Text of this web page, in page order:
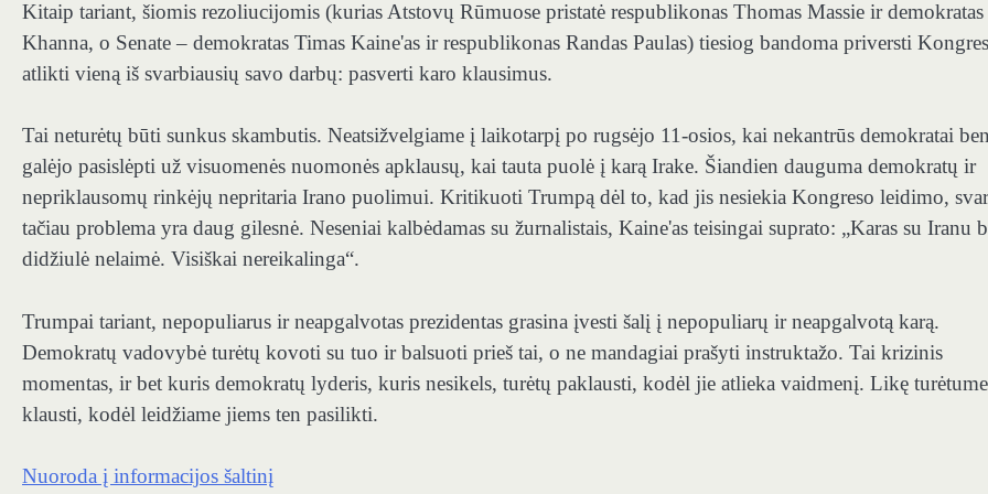
Kitaip tariant, šiomis rezoliucijomis (kurias Atstovų Rūmuose pristatė respublikonas Thomas Massie ir demokratas
Khanna, o Senate – demokratas Timas Kaine'as ir respublikonas Randas Paulas) tiesiog bandoma priversti
atlikti vieną iš svarbiausių savo darbų: pasverti karo klausimus.
Tai neturėtų būti sunkus skambutis. Neatsižvelgiame į laikotarpį po rugsėjo 11-osios, kai nekantrūs demokratai
galėjo pasislėpti už visuomenės nuomonės apklausų, kai tauta puolė į karą Irake. Šiandien dauguma demokratų ir
nepriklausomų rinkėjų nepritaria Irano puolimui. Kritikuoti Trumpą dėl to, kad jis nesiekia Kongreso leidimo,
tačiau problema yra daug gilesnė. Neseniai kalbėdamas su žurnalistais, Kaine'as teisingai suprato: „Karas su Iranu
didžiulė nelaimė. Visiškai nereikalinga“.
Trumpai tariant, nepopuliarus ir neapgalvotas prezidentas grasina įvesti šalį į nepopuliarų ir neapgalvotą karą.
Demokratų vadovybė turėtų kovoti su tuo ir balsuoti prieš tai, o ne mandagiai prašyti instruktažo. Tai krizinis
momentas, ir bet kuris demokratų lyderis, kuris nesikels, turėtų paklausti, kodėl jie atlieka vaidmenį. Likę turėtume
klausti, kodėl leidžiame jiems ten pasilikti.
Nuoroda į informacijos šaltinį